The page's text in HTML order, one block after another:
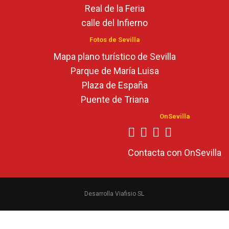
Real de la Feria
calle del Infierno
Fotos de Sevilla
Mapa plano turístico de Sevilla
Parque de María Luisa
Plaza de España
Puente de Triana
OnSevilla
Contacta con OnSevilla
Desarrolla Viafisio SL